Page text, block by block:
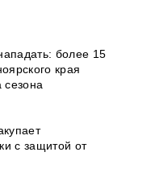
более 15
края
сезона
с защитой от